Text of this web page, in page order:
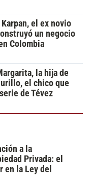
el ex novio
un negocio
Colombia
la hija de
el chico que
de Tévez
a la
Privada: el
en la Ley del